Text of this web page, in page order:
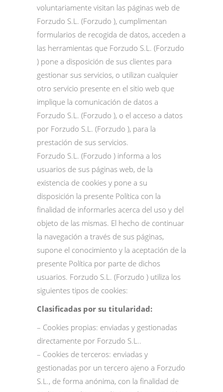
voluntariamente visitan las páginas web de
Forzudo S.L. (Forzudo ), cumplimentan
formularios de recogida de datos, acceden a
las herramientas que Forzudo S.L. (Forzudo
) pone a disposición de sus clientes para
gestionar sus servicios, o utilizan cualquier
otro servicio presente en el sitio web que
implique la comunicación de datos a
Forzudo S.L. (Forzudo ), o el acceso a datos
por Forzudo S.L. (Forzudo ), para la
prestación de sus servicios.
Forzudo S.L. (Forzudo ) informa a los
usuarios de sus páginas web, de la
existencia de cookies y pone a su
disposición la presente Política con la
finalidad de informarles acerca del uso y del
objeto de las mismas. El hecho de continuar
la navegación a través de sus páginas,
supone el conocimiento y la aceptación de la
presente Política por parte de dichos
usuarios. Forzudo S.L. (Forzudo ) utiliza los
siguientes tipos de cookies:
Clasificadas por su titularidad:
– Cookies propias: enviadas y gestionadas
directamente por Forzudo S.L..
– Cookies de terceros: enviadas y
gestionadas por un tercero ajeno a Forzudo
S.L., de forma anónima, con la finalidad de